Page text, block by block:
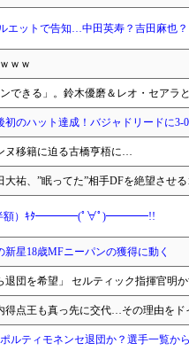
エットで告知…中田英寿？吉田麻也？
ｗｗ
できる」。鈴木優磨＆レオ・セアラ
のハット達成！バジャドリードに3-0
ヌ移籍に迫る古橋亨梧に…
大祐、”眠ってた”相手DFを絶望させ
半額）ｷﾀ━━━━(ﾟ∀ﾟ)━━━━!!
星18歳MFニーパンの獲得に動く
退団を希望」 セルティック指揮官明
得点王も真っ先に交代…その理由をド
ルティモネンセ退団か？選手一覧か